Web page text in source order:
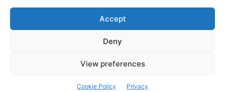
Accept
Deny
View preferences
Cookie Policy Privacy
© tagDiv - All rights reserved. Made with
complete News Portal about living, lifestyle,
fashion and wellness. Take your time and
experience!